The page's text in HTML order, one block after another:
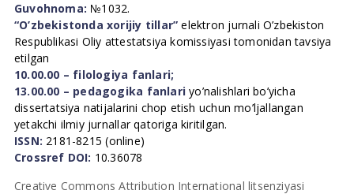
Guvohnoma: №1032.
“O’zbekistonda xorijiy tillar” elektron jurnali O’zbekiston
Respublikasi Oliy attestatsiya komissiyasi tomonidan tavsiya
etilgan
10.00.00 – filologiya fanlari;
13.00.00 – pedagogika fanlari yo’nalishlari bo’yicha
dissertatsiya natijalarini chop etish uchun mo’ljallangan
yetakchi ilmiy jurnallar qatoriga kiritilgan.
ISSN: 2181-8215 (online)
Crossref DOI: 10.36078
Creative Commons Attribution International litsenziyasi